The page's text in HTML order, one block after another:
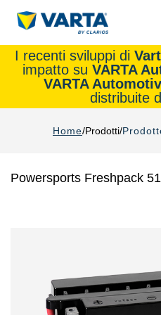
I recenti sviluppi di
impatto su VARTA
VARTA
distribuite
Home Prodotti
Powersports Freshpack